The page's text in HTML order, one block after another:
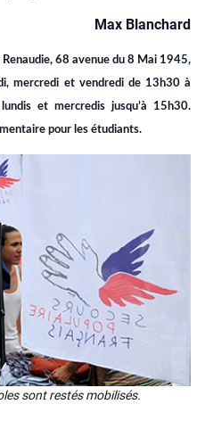
Max Blan­chard
68 ave­nue du 8 Mai 1945,
mer­cre­di et ven­dre­di de 13h30 à
et mer­cre­dis jusqu’à 15h30.
pour les étu­diants.
sont res­tés mobi­li­sés.